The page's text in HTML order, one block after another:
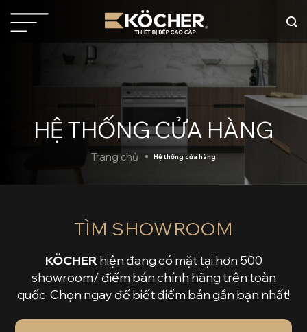
qua
HỆ THỐNG CỬA HÀNG
Trang chủ Hệ thống cửa hàng
TÌM SHOWROOM
KÖCHER hiện đang có mặt tại hơn 500
showroom/ điểm bán chính hãng trên toàn
quốc. Chọn ngay để biết điểm bán gần bạn nhất!